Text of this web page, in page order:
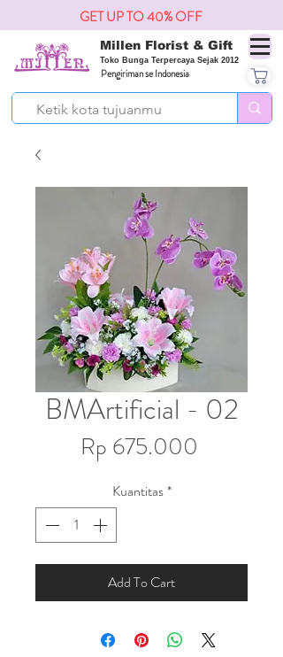
Millen Florist & Gift
Toko Bunga Terpercaya Sejak 2012
Pengiriman se Indonesia
GET UP TO 40% OFF
BMArtificial - 02
Rp 675.000
Kuantitas*
Add To Cart